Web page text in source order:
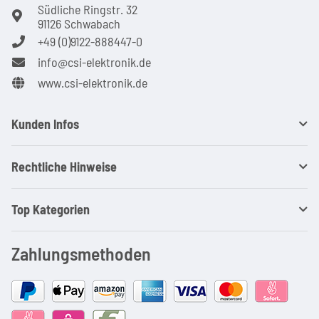
Südliche Ringstr. 32
91126 Schwabach
+49 (0)9122-888447-0
info@csi-elektronik.de
www.csi-elektronik.de
Kunden Infos
Rechtliche Hinweise
Top Kategorien
Zahlungsmethoden